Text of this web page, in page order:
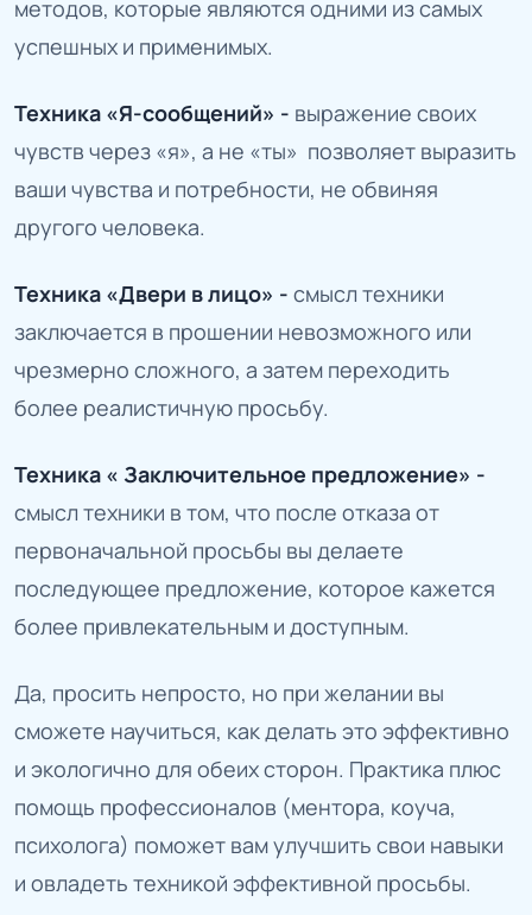
методов, которые являются одними из самых
успешных и применимых.
Техника «Я-сообщений» - выражение своих
чувств через «я», а не «ты» позволяет выразить
ваши чувства и потребности, не обвиняя
другого человека.
Техника «Двери в лицо» - смысл техники
заключается в прошении невозможного или
чрезмерно сложного, а затем переходить
более реалистичную просьбу.
Техника « Заключительное предложение» -
смысл техники в том, что после отказа от
первоначальной просьбы вы делаете
последующее предложение, которое кажется
более привлекательным и доступным.
Да, просить непросто, но при желании вы
сможете научиться, как делать это эффективно
и экологично для обеих сторон. Практика плюс
помощь профессионалов (ментора, коуча,
психолога) поможет вам улучшить свои навыки
и овладеть техникой эффективной просьбы.